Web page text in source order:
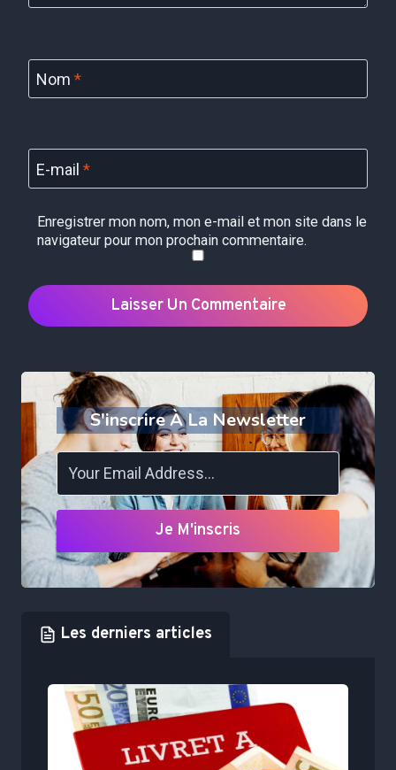
Nom *
E-mail *
Enregistrer mon nom, mon e-mail et mon site dans le
navigateur pour mon prochain commentaire.
S'inscrire À La Newsletter
Je M'inscris
Les derniers articles